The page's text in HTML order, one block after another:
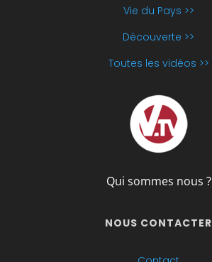
Vie du Pays >>
Découverte >>
Toutes les vidéos >>
Qui sommes nous ?
NOUS CONTACTER